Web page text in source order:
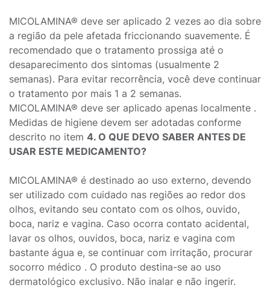
MICOLAMINA® deve ser aplicado 2 vezes ao dia sobre
a região da pele afetada friccionando suavemente. É
recomendado que o tratamento prossiga até o
desaparecimento dos sintomas (usualmente 2
semanas). Para evitar recorrência, você deve continuar
o tratamento por mais 1 a 2 semanas.
MICOLAMINA® deve ser aplicado apenas localmente .
Medidas de higiene devem ser adotadas conforme
descrito no item 4. O QUE DEVO SABER ANTES DE
USAR ESTE MEDICAMENTO?
MICOLAMINA® é destinado ao uso externo, devendo
ser utilizado com cuidado nas regiões ao redor dos
olhos, evitando seu contato com os olhos, ouvido,
boca, nariz e vagina. Caso ocorra contato acidental,
lavar os olhos, ouvidos, boca, nariz e vagina com
bastante água e, se continuar com irritação, procurar
socorro médico . O produto destina-se ao uso
dermatológico exclusivo. Não inalar e não ingerir.